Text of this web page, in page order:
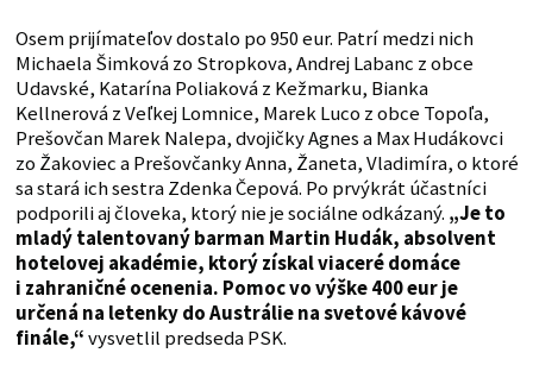
Osem prijímateľov dostalo po 950 eur. Patrí medzi nich
Michaela Šimková zo Stropkova, Andrej Labanc z obce
Udavské, Katarína Poliaková z Kežmarku, Bianka
Kellnerová z Veľkej Lomnice, Marek Luco z obce Topoľa,
Prešovčan Marek Nalepa, dvojičky Agnes a Max Hudákovci
zo Žakoviec a Prešovčanky Anna, Žaneta, Vladimíra, o ktoré
sa stará ich sestra Zdenka Čepová. Po prvýkrát účastníci
podporili aj človeka, ktorý nie je sociálne odkázaný. „Je to
mladý talentovaný barman Martin Hudák, absolvent
hotelovej akadémie, ktorý získal viaceré domáce
i zahraničné ocenenia. Pomoc vo výške 400 eur je
určená na letenky do Austrálie na svetové kávové
finále,“vysvetlil predseda PSK.